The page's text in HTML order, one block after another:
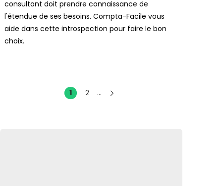
consultant doit prendre connaissance de
l'étendue de ses besoins. Compta-Facile vous
aide dans cette introspection pour faire le bon
choix.
1 2 ...
Suivant